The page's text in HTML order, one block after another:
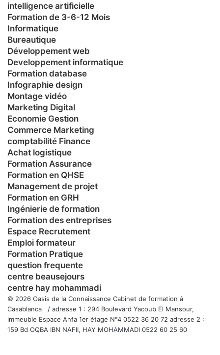
intelligence artificielle
Formation de 3-6-12 Mois
Informatique
Bureautique
Développement web
Developpement informatique
Formation database
Infographie design
Montage vidéo
Marketing Digital
Economie Gestion
Commerce Marketing
comptabilité Finance
Achat logistique
Formation Assurance
Formation en QHSE
Management de projet
Formation en GRH
Ingénierie de formation
Formation des entreprises
Espace Recrutement
Emploi formateur
Formation Pratique
question frequente
centre beausejours
centre hay mohammadi
© 2026 Oasis de la Connaissance Cabinet de formation à
Casablanca / adresse 1 : 294 Boulevard Yacoub El Mansour,
immeuble Espace Anfa 1er étage N°4 0522 36 20 72 adresse 2 :
159 Bd OQBA IBN NAFII, HAY MOHAMMADI 0522 60 25 60